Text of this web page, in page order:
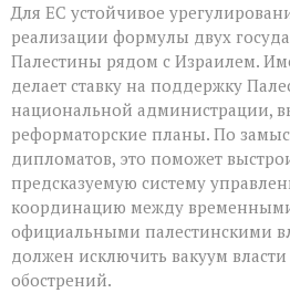
Для ЕС устойчивое
реализации формулы двух
Палестины рядом с Израилем.
делает ставку на поддержку
национальной администрации,
реформаторские планы. По
дипломатов, это поможет
предсказуемую систему
координацию между
официальными палестинскими
должен исключить вакуум
обострений.